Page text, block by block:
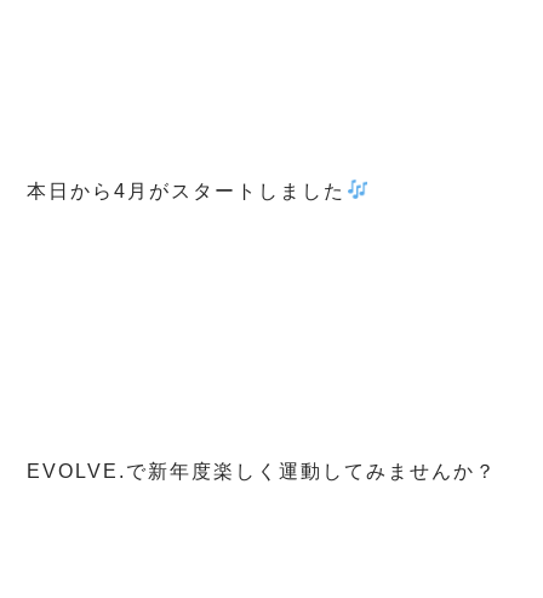
本日から4月がスタートしました
EVOLVE.で新年度楽しく運動してみませんか？